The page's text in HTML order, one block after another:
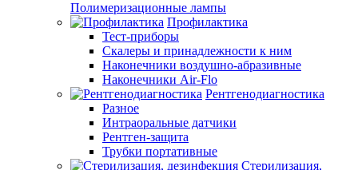
Полимеризационные лампы
Профилактика
Тест-приборы
Скалеры и принадлежности к ним
Наконечники воздушно-абразивные
Наконечники Air-Flo
Рентгенодиагностика
Разное
Интраоральные датчики
Рентген-защита
Трубки портативные
Стерилизация,